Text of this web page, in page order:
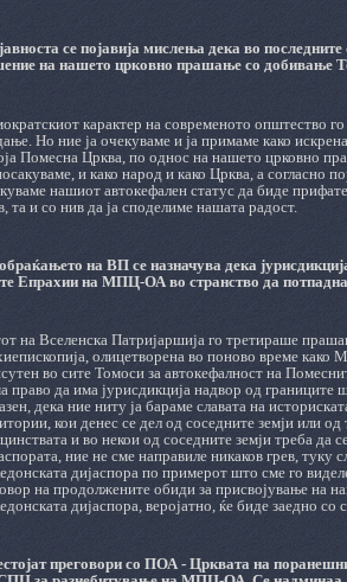
се појавија мислења дека во
на нашето црковно прашање со добивање
карактер на современото општество
Но ние ја очекуваме и ја примаме како
Помесна Црква, по однос на нашето црковно
и како народ и како Црква, а согласно
нашиот автокефален статус да биде
та и со нив да ја споделиме нашата радост.
на ВП се назначува дека
Епрахии на МПЦ-ОА во странство да
на Вселенска Патријаршија го третираше
олицетворена во поново време како
во сите Томоси за автокефалност на
право да има јурисдикција надвор од
дека ние ниту ја бараме славата на
кои денес се дел од соседните земји или
и во некои од соседните земји треба
ние не сме направиле никаков грев,
дијаспора по примерот што сме го
на продолжените обиди за присвојување на
дијаспора, веројатно, ќе биде заедно
преговори со ПОА - Црквата на